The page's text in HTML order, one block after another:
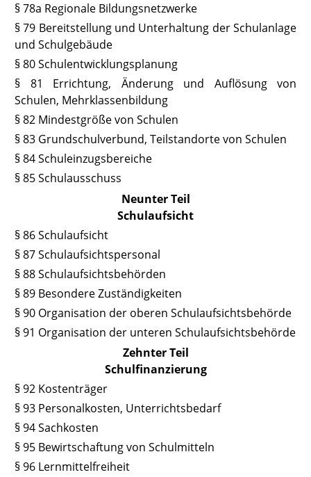
§ 78a Regionale Bildungsnetzwerke
§ 79 Bereitstellung und Unterhaltung der Schulanlage
und Schulgebäude
§ 80 Schulentwicklungsplanung
§ 81 Errichtung, Änderung und Auflösung von
Schulen, Mehrklassenbildung
§ 82 Mindestgröße von Schulen
§ 83 Grundschulverbund, Teilstandorte von Schulen
§ 84 Schuleinzugsbereiche
§ 85 Schulausschuss
Neunter Teil
Schulaufsicht
§ 86 Schulaufsicht
§ 87 Schulaufsichtspersonal
§ 88 Schulaufsichtsbehörden
§ 89 Besondere Zuständigkeiten
§ 90 Organisation der oberen Schulaufsichtsbehörde
§ 91 Organisation der unteren Schulaufsichtsbehörde
Zehnter Teil
Schulfinanzierung
§ 92 Kostenträger
§ 93 Personalkosten, Unterrichtsbedarf
§ 94 Sachkosten
§ 95 Bewirtschaftung von Schulmitteln
§ 96 Lernmittelfreiheit